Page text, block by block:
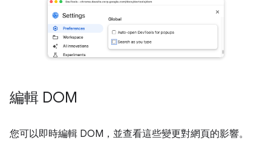
編輯 DOM
您可以即時編輯 DOM，並查看這些變更對網頁的影響。